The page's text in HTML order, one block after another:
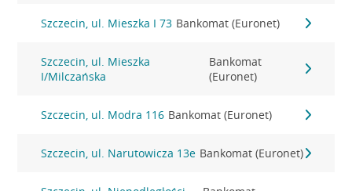
Szczecin, ul. Mieszka I 73 Bankomat (Euronet)
Szczecin, ul. Mieszka
I/Milczańska
Bankomat
(Euronet)
Szczecin, ul. Modra 116 Bankomat (Euronet)
Szczecin, ul. Narutowicza 13e Bankomat (Euronet)